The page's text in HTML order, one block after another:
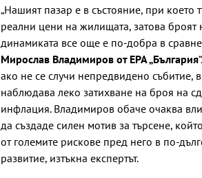
„Нашият пазар е в състояние, при
реални цени на жилищата, затова
динамиката все още е по-добра в
Мирослав Владимиров от ЕРА „България
ако не се случи непредвидено
наблюдава леко затихване на броя на
инфлация. Владимиров обаче очаква
да създаде силен мотив за търсене,
от големите рискове пред него в по-
развитие, изтъкна експертът.